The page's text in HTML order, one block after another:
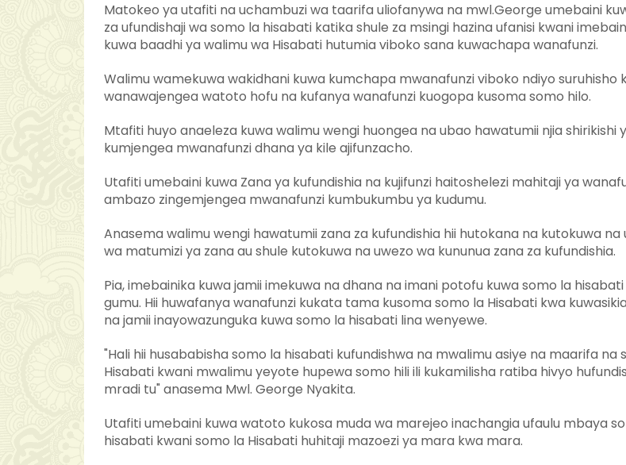
Matokeo ya utafiti na uchambuzi wa taarifa uliofanywa na mwl.George umebaini
za ufundishaji wa somo la hisabati katika shule za msingi hazina ufanisi kwani
kuwa baadhi ya walimu wa Hisabati hutumia viboko sana kuwachapa wanafunzi.
Walimu wamekuwa wakidhani kuwa kumchapa mwanafunzi viboko ndiyo suruhisho
wanawajengea watoto hofu na kufanya wanafunzi kuogopa kusoma somo hilo.
Mtafiti huyo anaeleza kuwa walimu wengi huongea na ubao hawatumii njia shirikishi
kumjengea mwanafunzi dhana ya kile ajifunzacho.
Utafiti umebaini kuwa Zana ya kufundishia na kujifunzi haitoshelezi mahitaji ya
ambazo zingemjengea mwanafunzi kumbukumbu ya kudumu.
Anasema walimu wengi hawatumii zana za kufundishia hii hutokana na kutokuwa na
wa matumizi ya zana au shule kutokuwa na uwezo wa kununua zana za kufundishia.
Pia, imebainika kuwa jamii imekuwa na dhana na imani potofu kuwa somo la hisabati
gumu. Hii huwafanya wanafunzi kukata tama kusoma somo la Hisabati kwa
na jamii inayowazunguka kuwa somo la hisabati lina wenyewe.
"Hali hii husababisha somo la hisabati kufundishwa na mwalimu asiye na maarifa na
Hisabati kwani mwalimu yeyote hupewa somo hili ili kukamilisha ratiba hivyo
mradi tu" anasema Mwl. George Nyakita.
Utafiti umebaini kuwa watoto kukosa muda wa marejeo inachangia ufaulu mbaya
hisabati kwani somo la Hisabati huhitaji mazoezi ya mara kwa mara.